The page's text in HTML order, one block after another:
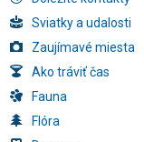
Sviatky a udalosti
Zaujímavé miesta
Ako tráviť čas
Fauna
Flóra